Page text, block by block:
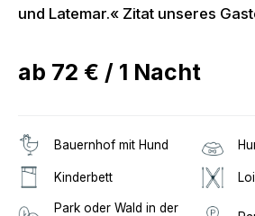
und Latemar.« Zitat unseres
ab 72 € / 1 Nacht
Bauernhof mit Hund
Kinderbett
Park oder Wald in der